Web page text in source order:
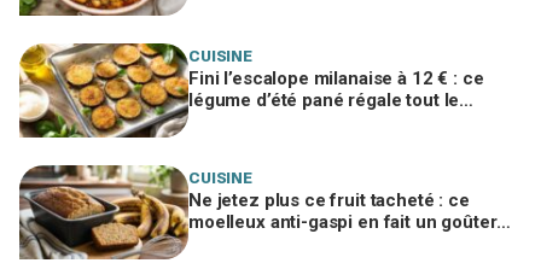
CUISINE
Fini l’escalope milanaise à 12 € : ce
légume d’été pané régale tout le
CUISINE
Ne jetez plus ce fruit tacheté : ce
moelleux anti-gaspi en fait un goûter